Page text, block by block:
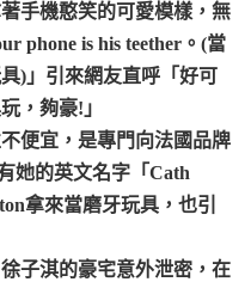
手機憨笑的可愛模樣，無
phone is his teether。(當
)」引來網友直呼「好可
，夠豪!」
便宜，是專門向法國品牌
她的英文名字「Cath
拿來當磨牙玩具，也引
子淇的豪宅意外泄密，在